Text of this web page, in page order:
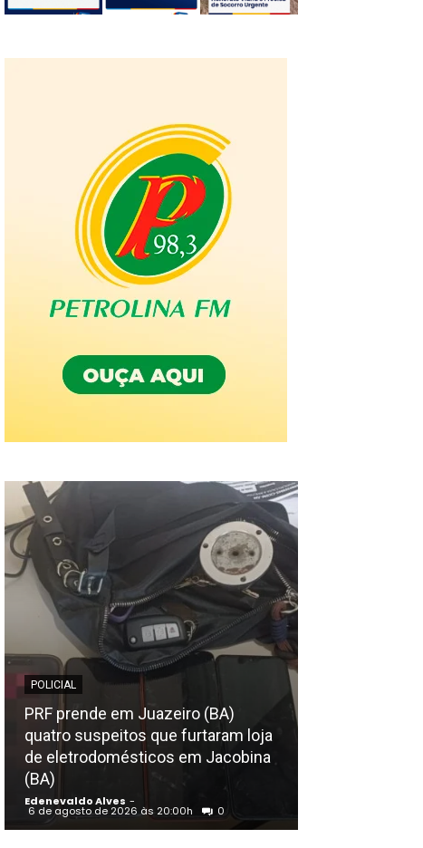
POLICIAL
PRF prende em Juazeiro (BA)
quatro suspeitos que furtaram loja
de eletrodomésticos em Jacobina
(BA)
Edenevaldo Alves -
6 de agosto de 2026 às 20:00h 0